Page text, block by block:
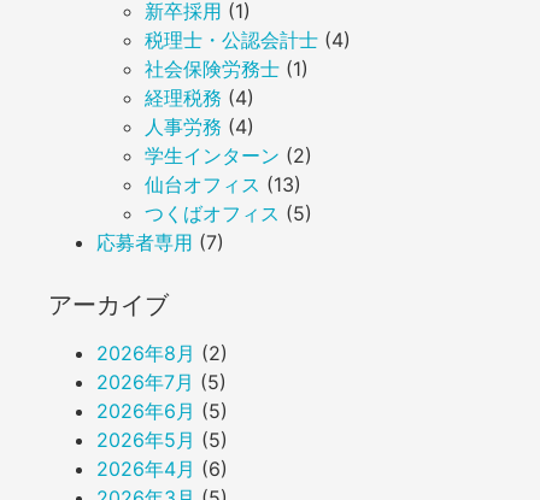
新卒採用 (1)
税理士・公認会計士 (4)
社会保険労務士 (1)
経理税務 (4)
人事労務 (4)
学生インターン (2)
仙台オフィス (13)
つくばオフィス (5)
応募者専用 (7)
アーカイブ
2026年8月 (2)
2026年7月 (5)
2026年6月 (5)
2026年5月 (5)
2026年4月 (6)